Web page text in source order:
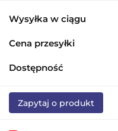
Wysyłka w ciągu
Cena przesyłki
Dostępność
Zapytaj o produkt